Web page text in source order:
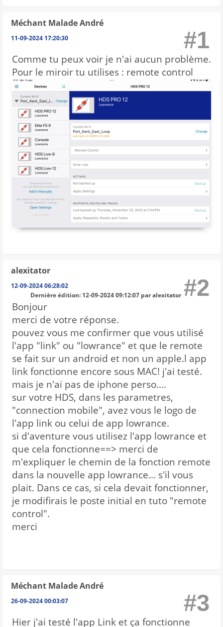
Méchant Malade André
11-09-2024 17:20:30 #1
Comme tu peux voir je n'ai aucun problème.
Pour le miroir tu utilises : remote control
alexitator
12-09-2024 06:28:02 #2
Dernière édition: 12-09-2024 09:12:07 par alexitator
Bonjour
merci de votre réponse.
pouvez vous me confirmer que vous utilisé
l'app "link" ou "lowrance" et que le remote
se fait sur un android et non un apple.l app
link fonctionne encore sous MAC! j'ai testé.
mais je n'ai pas de iphone perso....
sur votre HDS, dans les parametres,
"connection mobile", avez vous le logo de
l'app link ou celui de app lowrance.
si d'aventure vous utilisez l'app lowrance et
que cela fonctionne==> merci de
m'expliquer le chemin de la fonction remote
dans la nouvelle app lowrance... s'il vous
plait. Dans ce cas, si cela devait fonctionner,
je modifirais le poste initial en tuto "remote
control".
merci
Méchant Malade André
26-09-2024 00:03:07 #3
Hier j'ai testé l'app Link et ça fonctionne